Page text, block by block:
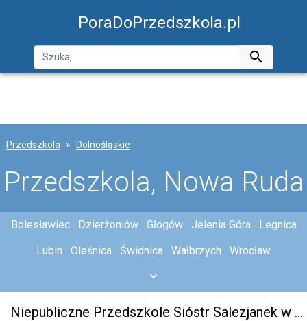
PoraDoPrzedszkola.pl

Przedszkola Dolnośląskie
Przedszkola, Nowa Ruda
Bolesławiec Dzierżoniów Głogów Jelenia Góra
Legnica
Lubin
Oleśnica Świdnica Wałbrzych Wrocław
Niepubliczne Przedszkole Sióstr Salezjanek w Nowej Rudzie